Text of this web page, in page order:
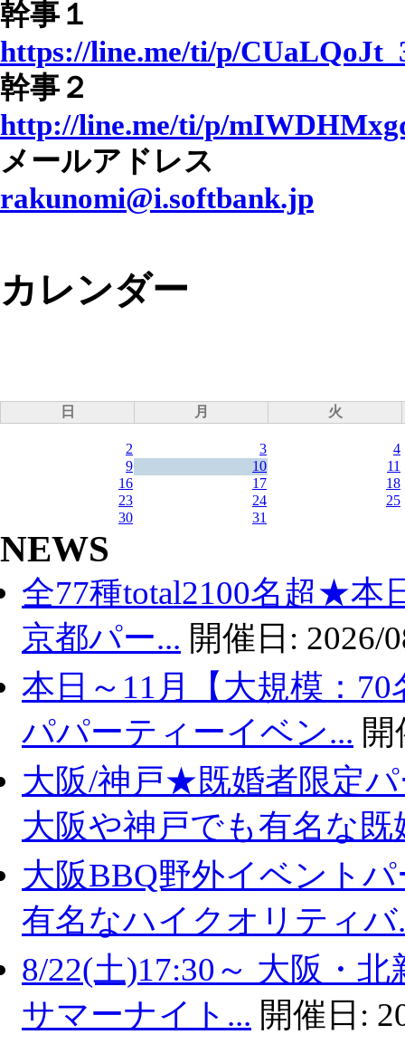
幹事１
https://line.me/ti/p/
幹事２
http://line.me/ti/p/
メールアドレス
rakunomi@i.softbank.jp
カレンダー
日 月 火
2 3
4
9
10
11
16
17
18
23
24
25
30
31
NEWS
全77種total2100名超★本
京都パー... 開催日: 2026/
本日～11月【大規模：
パパーティーイベン...
大阪/神戸★既婚者限定
大阪や神戸でも有名な既
大阪BBQ野外イベント
有名なハイクオリティバ
8/22(土)17:30～ 大阪・
サマーナイト... 開催日: